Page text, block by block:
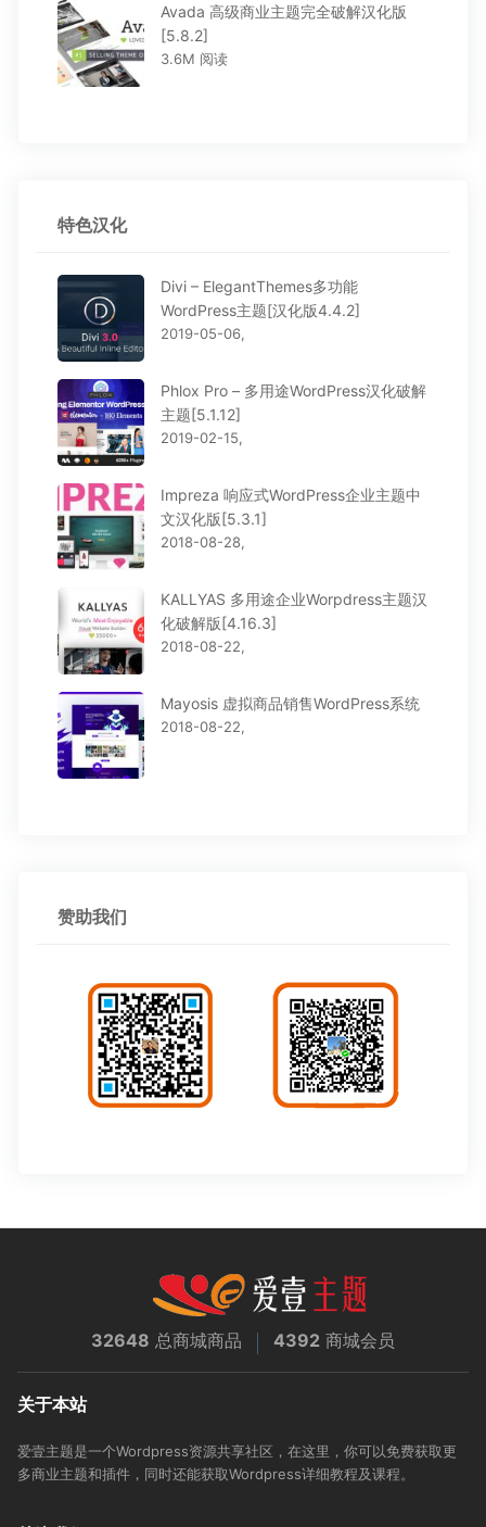
Avada 高级商业主题完全破解汉化版
[5.8.2]
3.6M 阅读
特色汉化
Divi – ElegantThemes多功能
WordPress主题[汉化版4.4.2]
2019-05-06,
Phlox Pro – 多用途WordPress汉化破解
主题[5.1.12]
2019-02-15,
Impreza 响应式WordPress企业主题中
文汉化版[5.3.1]
2018-08-28,
KALLYAS 多用途企业Worpdress主题汉
化破解版[4.16.3]
2018-08-22,
Mayosis 虚拟商品销售WordPress系统
2018-08-22,
赞助我们
32648 总商城商品 4392 商城会员
关于本站
爱壹主题是一个Wordpress资源共享社区，在这里，你可以免费获取更
多商业主题和插件，同时还能获取Wordpress详细教程及课程。